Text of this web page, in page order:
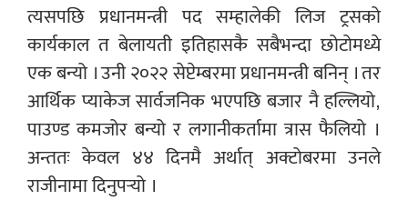
त्यसपछि प्रधानमन्त्री पद सम्हालेकी लिज ट्रसको
कार्यकाल त बेलायती इतिहासकै सबैभन्दा छोटोमध्ये
एक बन्यो । उनी २०२२ सेप्टेम्बरमा प्रधानमन्त्री बनिन् । तर
आर्थिक प्याकेज सार्वजनिक भएपछि बजार नै हल्लियो,
पाउण्ड कमजोर बन्यो र लगानीकर्तामा त्रास फैलियो ।
अन्ततः केवल ४४ दिनमै अर्थात् अक्टोबरमा उनले
राजीनामा दिनुपर्‍यो ।